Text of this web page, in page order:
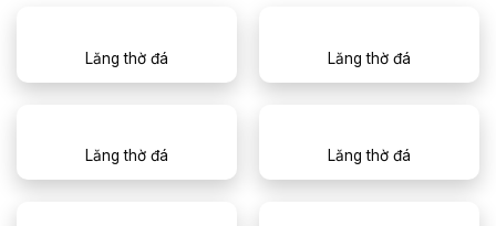
Lăng thờ đá Lăng thờ đá
Lăng thờ đá Lăng thờ đá